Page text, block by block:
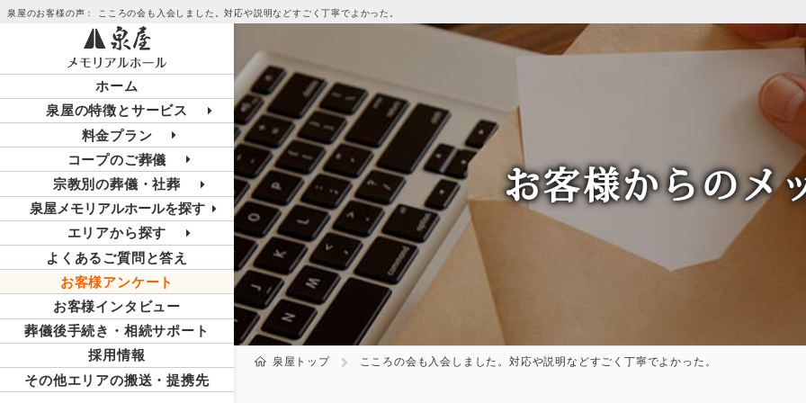
泉屋のお客様の声： こころの会も入会しました。対応や説明などすごく丁寧でよかった。
ホーム
泉屋の特徴とサービス
料金プラン
コープのご葬儀
宗教別の葬儀・社葬
泉屋メモリアルホールを探す
エリアから探す
よくあるご質問と答え
お客様アンケート
お客様インタビュー
葬儀後手続き・相続サポート
採用情報
その他エリアの搬送・提携先
お客様からのメ
泉屋トップ こころの会も入会しました。対応や説明などすごく丁寧でよかった。